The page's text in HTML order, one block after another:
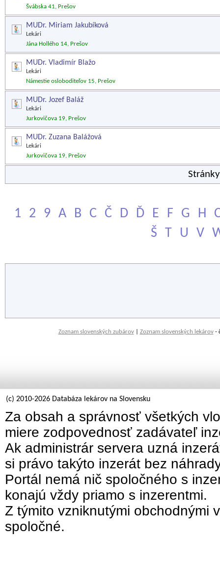
Švábska 41, Prešov
MUDr. Miriam Jakubíková
Lekári
Jána Hollého 14, Prešov
MUDr. Vladimír Blažo
Lekári
Námestie osloboditeľov 15, Prešov
MUDr. Jozef Baláž
Lekári
Jurkovičova 19, Prešov
MUDr. Zuzana Balážová
Lekári
Jurkovičova 19, Prešov
1 2 9 A B C Č D Ď E F G H
Š
T U V
Zoznam slovenských zubárov| Zoznam slovenských lekárov-
(c) 2010-2026 Databáza lekárov na Slovensku
Za obsah a správnosť všetkých
miere zodpovednosť zadávateľ
Ak administrár servera uzná
si právo takýto inzerát bez
Portál nemá nič spoločného s
konajú vždy priamo s inzerentmi.
Z týmito vzniknutými obchodnými
spoločné.